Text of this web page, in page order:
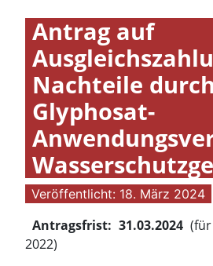
Antrag auf
Nachteile
Glyphosat-
Veröffentlicht: 18. März 2024
Antragsfrist: 31.03.2024
2022)